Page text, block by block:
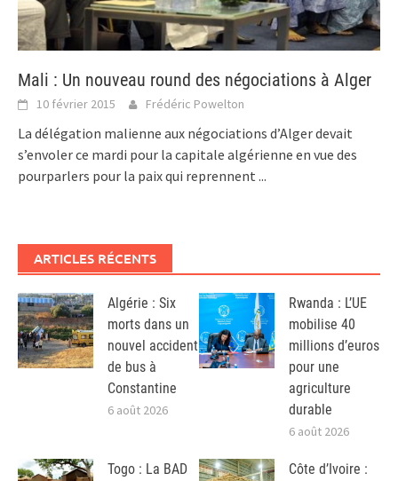
Mali : Un nouveau round des négociations à Alger
10 février 2015 Frédéric Powelton
La délégation malienne aux négociations d’Alger devait
s’envoler ce mardi pour la capitale algérienne en vue des
pourparlers pour la paix qui reprennent ...
ARTICLES RÉCENTS
Algérie : Six
morts dans un
nouvel accident
de bus à
Constantine
6 août 2026
Rwanda : L’UE
mobilise 40
millions d’euros
pour une
agriculture
durable
6 août 2026
Togo : La BAD
Côte d’Ivoire :